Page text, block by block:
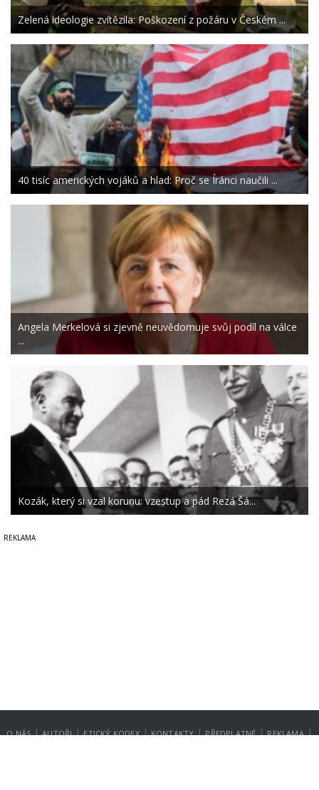
Zelená ideologie zvítězila: Poškození z požáru v Českém ...
40 tisíc amerických vojáků a hlad: Proč se Íránci naučili ...
Angela Merkelová si zjevně neuvědomuje svůj podíl na válce
...
Kozák, který si vzal korunu: vzestup a pád Rezá Šá...
O NÁS | AUTOŘI | ETICKÝ KODEX | KONTAKTY | PŘEDPLATNÉ | REKLAMA |